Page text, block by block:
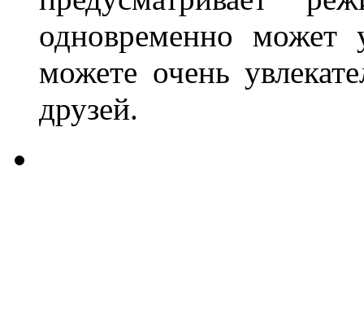
одновременно может
можете очень
друзей.